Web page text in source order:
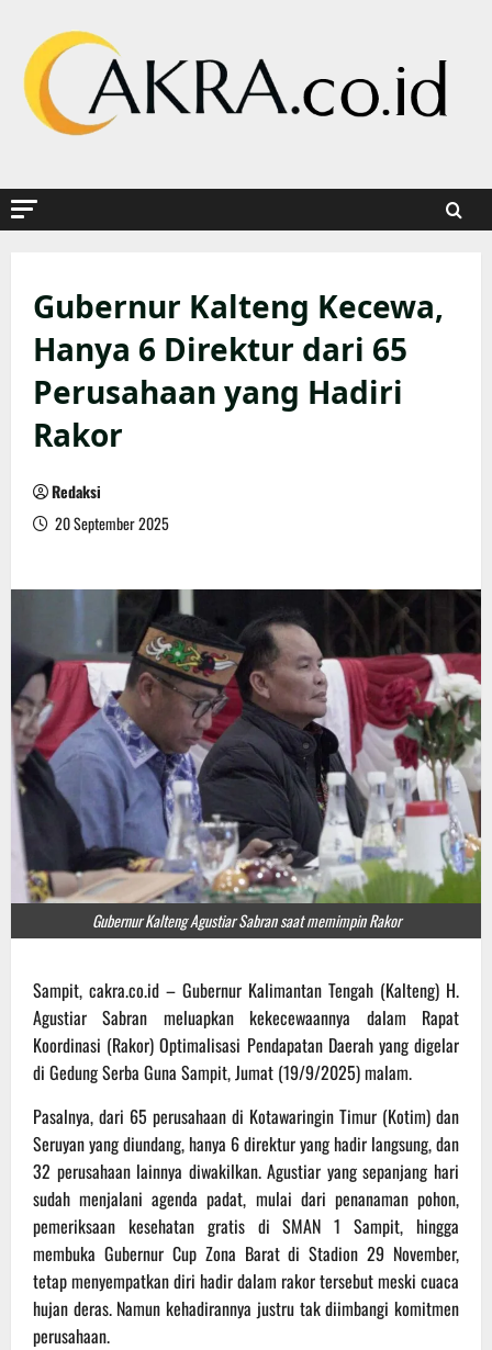
content
Gubernur Kalteng Kecewa,
Hanya 6 Direktur dari 65
Perusahaan yang Hadiri
Rakor
Redaksi
20 September 2025
Gubernur Kalteng Agustiar Sabran saat memimpin Rakor
Sampit, cakra.co.id – Gubernur Kalimantan Tengah (Kalteng) H.
Agustiar Sabran meluapkan kekecewaannya dalam Rapat
Koordinasi (Rakor) Optimalisasi Pendapatan Daerah yang digelar
di Gedung Serba Guna Sampit, Jumat (19/9/2025) malam.
Pasalnya, dari 65 perusahaan di Kotawaringin Timur (Kotim) dan
Seruyan yang diundang, hanya 6 direktur yang hadir langsung, dan
32 perusahaan lainnya diwakilkan. Agustiar yang sepanjang hari
sudah menjalani agenda padat, mulai dari penanaman pohon,
pemeriksaan kesehatan gratis di SMAN 1 Sampit, hingga
membuka Gubernur Cup Zona Barat di Stadion 29 November,
tetap menyempatkan diri hadir dalam rakor tersebut meski cuaca
hujan deras. Namun kehadirannya justru tak diimbangi komitmen
perusahaan.